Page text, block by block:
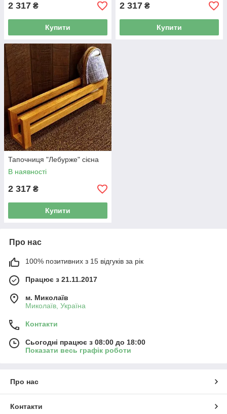
2 317 ₴
Купити
2 317 ₴
Купити
Тапочниця "Лебурже" сієна
В наявності
2 317 ₴
Купити
Про нас
100% позитивних з 15 відгуків за рік
Працює з 21.11.2017
м. Миколаїв
Миколаїв, Україна
Контакти
Сьогодні працює з 08:00 до 18:00
Показати весь графік роботи
Про нас
Контакти